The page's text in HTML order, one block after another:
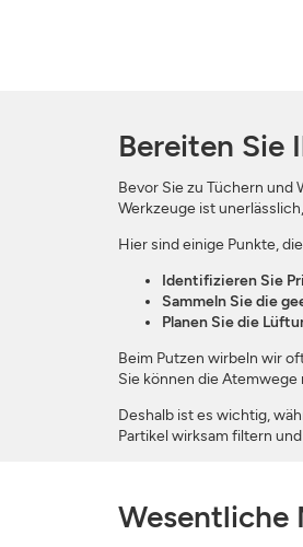
Bereiten Sie
Bevor Sie zu Tüchern
Werkzeuge ist
Hier sind einige Punkte,
Identifizieren Sie
Sammeln Sie die
Planen Sie die
Beim Putzen wirbeln wir
Sie können die
Deshalb ist es wichtig,
Partikel wirksam filtern
Wesentliche